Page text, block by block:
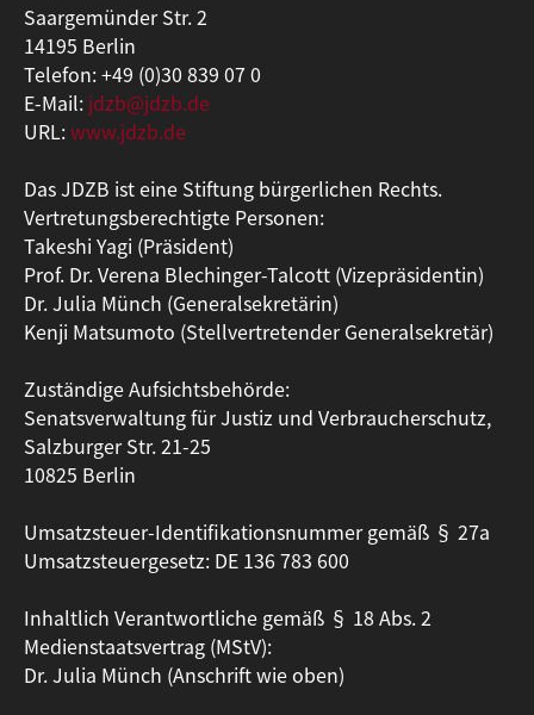
Saargemünder Str. 2
14195 Berlin
Telefon: +49 (0)30 839 07 0
E-Mail: jdzb@jdzb.de
URL:www.jdzb.de
Das JDZB ist eine Stiftung bürgerlichen Rechts.
Vertretungsberechtigte Personen:
Takeshi Yagi (Präsident)
Prof. Dr. Verena Blechinger-Talcott (Vizepräsidentin)
Dr. Julia Münch (Generalsekretärin)
Kenji Matsumoto (Stellvertretender Generalsekretär)
Zuständige Aufsichtsbehörde:
Senatsverwaltung für Justiz und Verbraucherschutz,
Salzburger Str. 21-25
10825 Berlin
Umsatzsteuer-Identifikationsnummer gemäß § 27a
Umsatzsteuergesetz: DE 136 783 600
Inhaltlich Verantwortliche gemäß § 18 Abs. 2
Medienstaatsvertrag (MStV):
Dr. Julia Münch (Anschrift wie oben)